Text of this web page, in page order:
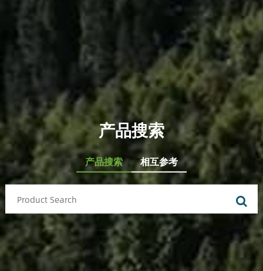
产品搜索
产品搜索 相互参考